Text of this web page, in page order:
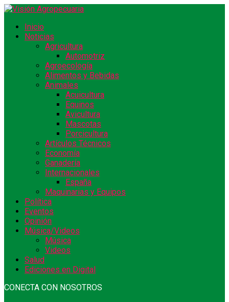
Inicio
Noticias
Agricultura
Automotriz
Agroecología
Alimentos y Bebidas
Animales
Acuicultura
Equinos
Avicultura
Mascotas
Porcicultura
Artículos Técnicos
Economía
Ganadería
Internacionales
España
Maquinarias y Equipos
Política
Eventos
Opinión
Música/Videos
Música
Videos
Salud
Ediciones en Digital
CONECTA CON NOSOTROS